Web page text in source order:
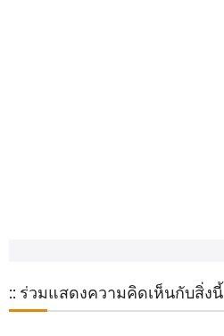
:: ร่วมแสดงความคิดเห็นกับสิ่งนี้